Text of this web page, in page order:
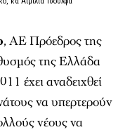
, ΑΕ Πρόεδρος της
της Ελλάδα
έχει αναδειχθεί
να υπερτερούν
νέους να